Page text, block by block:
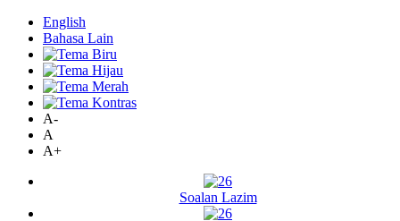
English
Bahasa Lain
A-
A
A+
Soalan Lazim